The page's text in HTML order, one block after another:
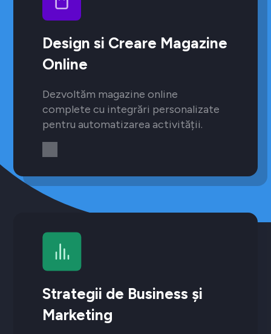
Design si Creare Magazine
Online
Dezvoltăm magazine online
complete cu integrări personalizate
pentru automatizarea activității.
Strategii de Business și
Marketing